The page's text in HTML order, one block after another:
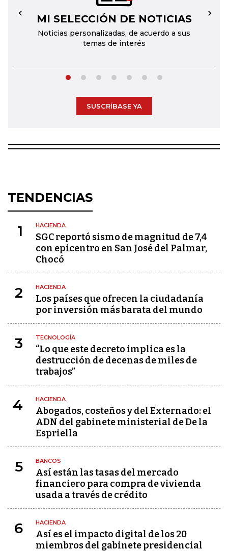
MI SELECCIÓN DE NOTICIAS
Noticias personalizadas, de acuerdo a sus
temas de interés
← →
SUSCRÍBASE YA
TENDENCIAS
1 HACIENDA
SGC reportó sismo de magnitud de 7,4
con epicentro en San José del Palmar,
Chocó
2 HACIENDA
Los países que ofrecen la ciudadanía
por inversión más barata del mundo
3 TECNOLOGÍA
“Lo que este decreto implica es la
destrucción de decenas de miles de
trabajos”
4 HACIENDA
Abogados, costeños y del Externado: el
ADN del gabinete ministerial de De la
Espriella
5 BANCOS
Así están las tasas del mercado
financiero para compra de vivienda
usada a través de crédito
6 HACIENDA
Así es el impacto digital de los 20
miembros del gabinete presidencial